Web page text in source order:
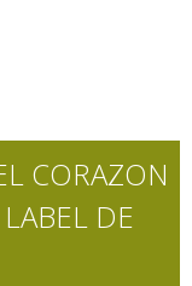
CORAZON
DE